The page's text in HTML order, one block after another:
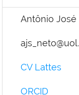
Antônio José
CV Lattes
ORCID